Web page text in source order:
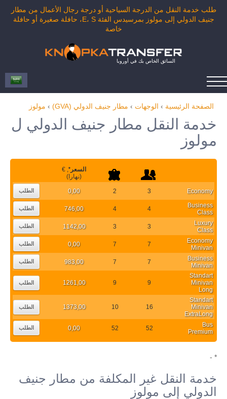
طلب خدمة النقل من الدرجة السياحية أو درجة رجال الأعمال من مطار
جنيف الدولي إلى مولوز بمرسيدس الفئة E، S، حافلة صغيرة أو حافلة
خاصة
السائق الخاص بك في أوروبا
الصفحة الرئيسية › الوجهات › مطار جنيف الدولي (GVA) › مولوز
خدمة النقل مطار جنيف الدولي ل
مولوز
السعر *
, €
(نهارا)
Economy
3
2
0,00 الطلب
Business
Class
4
4
746,00 الطلب
Luxury
Class
3
3
1142,00 الطلب
Economy
Minivan
7
7
0,00 الطلب
Business
Minivan
7
7
983,00 الطلب
Standart
Minivan
Long
9
9
1261,00 الطلب
Standart
Minivan
ExtraLong
16
10
1373,00 الطلب
Bus
Premium
52
52
0,00 الطلب
* -
خدمة النقل غير المكلفة من مطار جنيف
الدولي إلى مولوز